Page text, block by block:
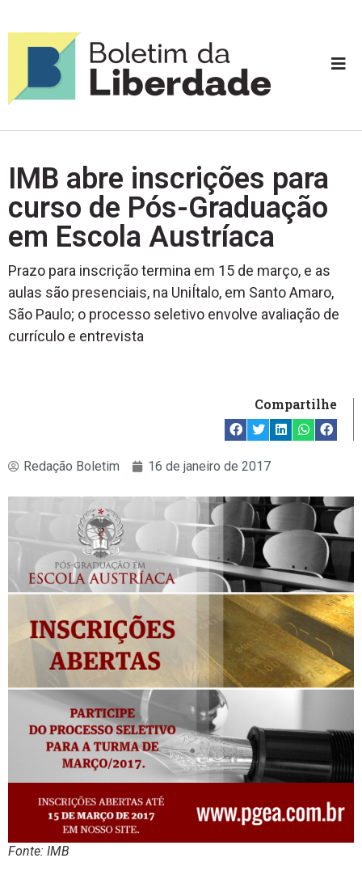
IMB abre inscrições para
curso de Pós-Graduação
em Escola Austríaca
Prazo para inscrição termina em 15 de março, e as
aulas são presenciais, na UniÍtalo, em Santo Amaro,
São Paulo; o processo seletivo envolve avaliação de
currículo e entrevista
Compartilhe
Redação Boletim 16 de janeiro de 2017
Fonte: IMB